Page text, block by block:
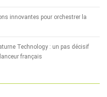
innovantes pour orchestrer la
Technology : un pas décisif
français